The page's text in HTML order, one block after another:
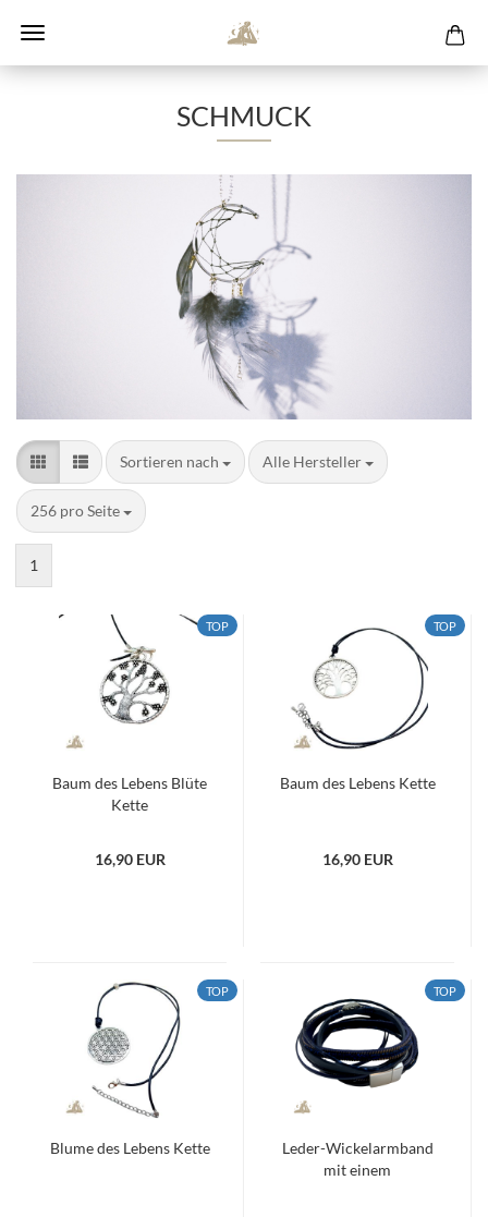
SCHMUCK
Sortieren nach
Sortieren nach Alle Hersteller
pro Seite
256 pro Seite
pro Seite
1
TOP
Baum des Lebens Blüte
Kette
16,90 EUR
TOP
Baum des Lebens Kette
16,90 EUR
TOP
Blume des Lebens Kette
TOP
Leder-Wickelarmband
mit einem